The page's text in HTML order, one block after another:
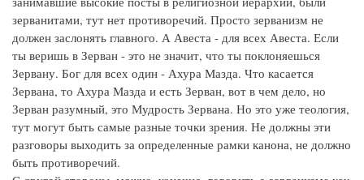
зерванитами, тут нет противоречий. Просто зерванизм не
должен заслонять главного. А Авеста - для всех Авеста. Если
ты веришь в Зерван - это не значит, что ты поклоняешься
Зервану. Бог для всех один - Ахура Мазда. Что касается
Зервана, то Ахура Мазда и есть Зерван, вот в чем дело, но
Зерван разумный, это Мудрость Зервана. Но это уже теология,
тут могут быть самые разные точки зрения. Не должны эти
разговоры выходить за определенные рамки канона, не должно
быть противоречий.